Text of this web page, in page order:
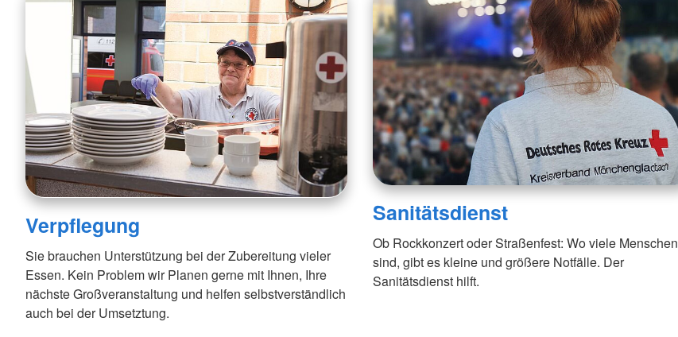
Verpflegung
Sie brauchen Unterstützung bei der Zubereitung vieler
Essen. Kein Problem wir Planen gerne mit Ihnen, Ihre
nächste Großveranstaltung und helfen selbstverständlich
auch bei der Umsetztung.
Sanitätsdienst
Ob Rockkonzert oder Straßenfest: Wo viele Menschen
sind, gibt es kleine und größere Notfälle. Der
Sanitätsdienst hilft.